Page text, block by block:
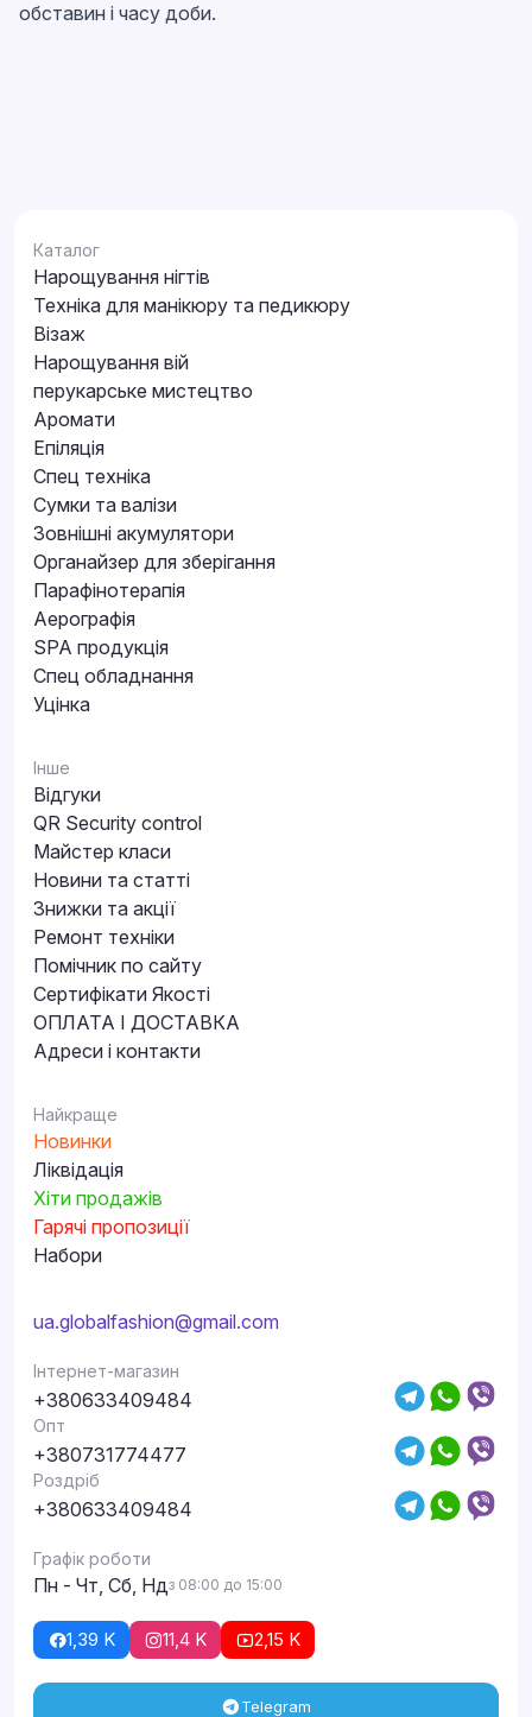
обставин і часу доби.
Каталог
Нарощування нігтів
Техніка для манікюру та педикюру
Візаж
Нарощування вій
перукарське мистецтво
Аромати
Епіляція
Спец техніка
Сумки та валізи
Зовнішні акумулятори
Органайзер для зберігання
Парафінотерапія
Аерографія
SPA продукція
Спец обладнання
Уцінка
Інше
Відгуки
QR Security control
Майстер класи
Новини та статті
Знижки та акції
Ремонт техніки
Помічник по сайту
Сертифікати Якості
ОПЛАТА І ДОСТАВКА
Адреси і контакти
Найкраще
Новинки
Ліквідація
Хіти продажів
Гарячі пропозиції
Набори
ua.globalfashion@gmail.com
Інтернет-магазин
+380633409484
Опт
+380731774477
Роздріб
+380633409484
Графік роботи
Пн - Чт, Сб, Ндз 08:00 до 15:00
1,39 K 11,4 K 2,15 K
Telegram